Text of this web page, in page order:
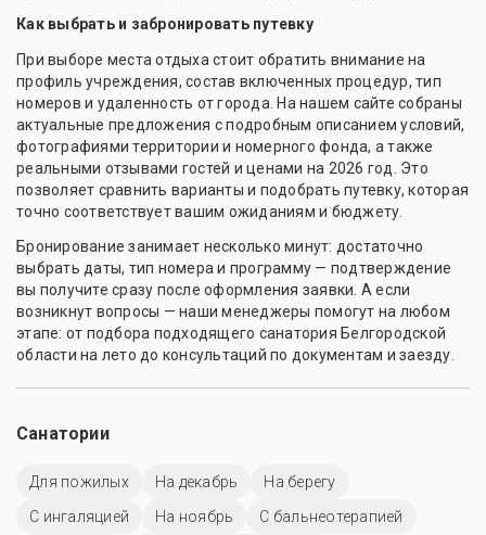
Как выбрать и забронировать путевку
При выборе места отдыха стоит обратить внимание на
профиль учреждения, состав включенных процедур, тип
номеров и удаленность от города. На нашем сайте собраны
актуальные предложения с подробным описанием условий,
фотографиями территории и номерного фонда, а также
реальными отзывами гостей и ценами на 2026 год. Это
позволяет сравнить варианты и подобрать путевку, которая
точно соответствует вашим ожиданиям и бюджету.
Бронирование занимает несколько минут: достаточно
выбрать даты, тип номера и программу — подтверждение
вы получите сразу после оформления заявки. А если
возникнут вопросы — наши менеджеры помогут на любом
этапе: от подбора подходящего санатория Белгородской
области на лето до консультаций по документам и заезду.
Санатории
Для пожилых На декабрь
На берегу
С ингаляцией
На ноябрь С бальнеотерапией